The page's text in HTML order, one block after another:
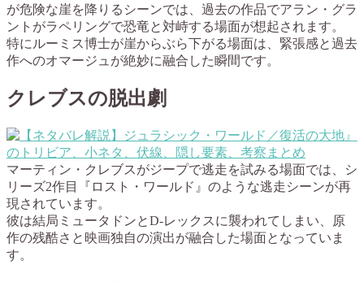
が危険な崖を降りるシーンでは、過去の作品でアラン・グラ
ントがラペリングで恐竜と対峙する場面が想起されます。
特にルーミス博士が崖からぶら下がる場面は、緊張感と過去
作へのオマージュが絶妙に融合した瞬間です。
クレブスの脱出劇
マーティン・クレブスがジープで逃走を試みる場面では、シ
リーズ2作目『ロスト・ワールド』のような逃走シーンが再
現されています。
彼は結局ミュータドンとD-レックスに襲われてしまい、原
作の残酷さと映画独自の演出が融合した場面となっていま
す。